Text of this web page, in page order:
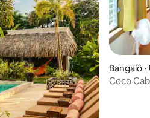
Bangalô
Coco